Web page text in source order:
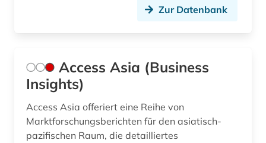
börse (12)
börsenkurs (2)
börsennotierte unternehmen (1)
Zur Datenbank
Access Asia (Business
Insights)
Access Asia offeriert eine Reihe von
Marktforschungsberichten für den asiatisch-
pazifischen Raum, die detailliertes